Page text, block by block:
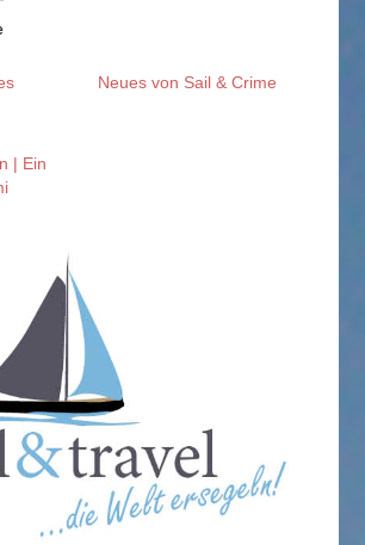
Neues von Sail & Crime
| Ein